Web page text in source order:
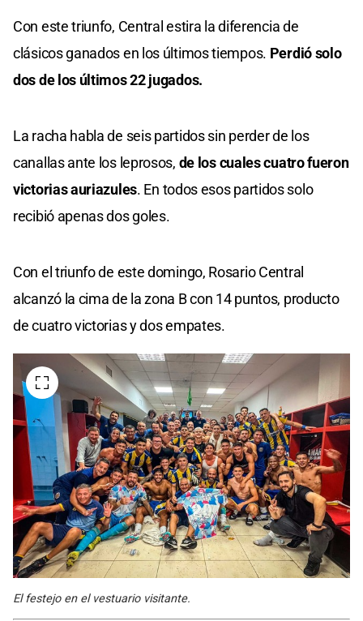
Con este triunfo, Central estira la diferencia de
clásicos ganados en los últimos tiempos. Perdió solo
dos de los últimos 22 jugados.
La racha habla de seis partidos sin perder de los
canallas ante los leprosos, de los cuales cuatro fueron
victorias auriazules. En todos esos partidos solo
recibió apenas dos goles.
Con el triunfo de este domingo, Rosario Central
alcanzó la cima de la zona B con 14 puntos, producto
de cuatro victorias y dos empates.
El festejo en el vestuario visitante.